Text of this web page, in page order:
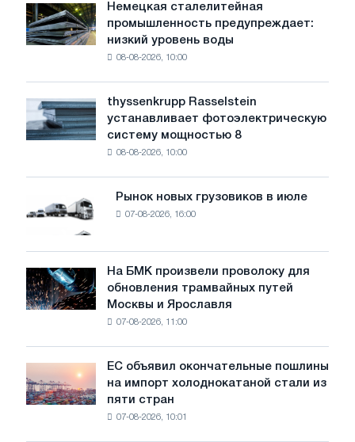
защита
торговли
Немецкая
сталелитейная
промышленность
предупреждает:
воды
угрожает
безопасности
Немецкая сталелитейная
промышленность предупреждает:
низкий уровень воды
08-08-2026, 10:00
thyssenkrupp
Rasselstein
устанавливает
фотоэлектрическую
достижения
целей
обезуглероживания
thyssenkrupp Rasselstein
устанавливает фотоэлектрическую
систему мощностью 8
08-08-2026, 10:00
Рынок
новых
грузовиков
в
июле
Рынок новых грузовиков в июле
07-08-2026, 16:00
На
БМК
произвели
трамвайных
путей
Москвы
На БМК произвели проволоку для
обновления трамвайных путей
Москвы и Ярославля
07-08-2026, 11:00
объявил
окончательные
ЕС объявил окончательные пошлины
на импорт холоднокатаной стали из
пяти стран
07-08-2026, 10:01